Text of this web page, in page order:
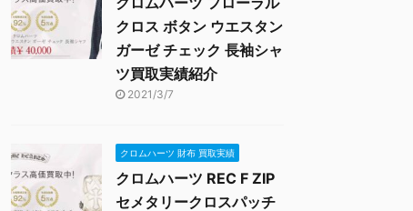
クロス ボタン ウエスタン
ガーゼ チェック 長袖シャ
ツ買取実績紹介
2021/3/7
クロムハーツ 財布 買取実績
クロムハーツ REC F ZIP
セメタリークロスパッチ